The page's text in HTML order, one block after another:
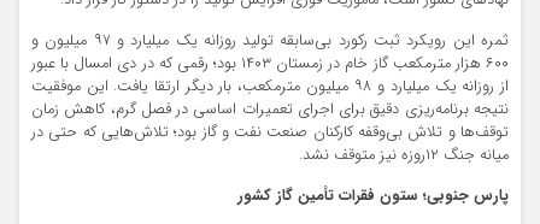
ثمره این رویکرد ثبت رکورد بی‌سابقه تولید روزانه یک میلیارد و ۹۷ میلیون و
۶۰۰ هزار مترمکعب گاز خام در زمستان ۱۴۰۳ بود؛ رقمی که در دی‌ امسال با عبور
از روزانه یک میلیارد و ۹۸ میلیون مترمکعب، بار دیگر ارتقا یافت. این موفقیت
نتیجه برنامه‌ریزی دقیق برای اجرای تعمیرات اساسی در فصل گرم، کاهش زمان
توقف‌ها و تلاش بی‌وقفه کارکنان صنعت نفت و گاز بود؛ تلاش‌هایی که حتی در
میانه جنگ ۱۲روزه نیز متوقف نشد.
پارس جنوبی؛ ستون فقرات تأمین گاز کشور